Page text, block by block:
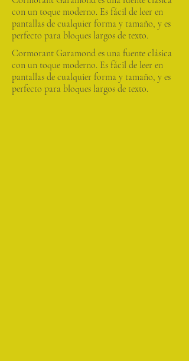
con un toque moderno. Es fácil de leer en
pantallas de cualquier forma y tamaño, y es
perfecto para bloques largos de texto.
Cormorant Garamond es una fuente clásica
con un toque moderno. Es fácil de leer en
pantallas de cualquier forma y tamaño, y es
perfecto para bloques largos de texto.